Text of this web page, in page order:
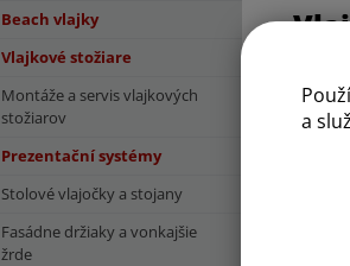
a
Beach vlajky
Vlajkové stožiare
Montáže a servis vlajkových
stožiarov
Prezentační systémy
Stolové vlajočky a stojany
Fasádne držiaky a vonkajšie
žrde